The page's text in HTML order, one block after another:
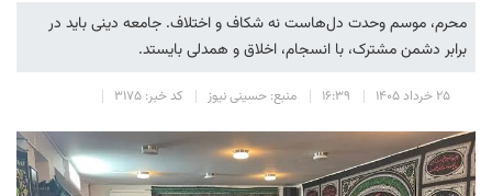
محرم، موسم وحدت دل‌هاست نه شکاف و اختلاف. جامعه دینی باید در
برابر دشمن مشترک، با انسجام، اخلاق و همدلی بایستد.
۲۵ خرداد ۱۴۰۵ ۱۶:۳۹ منبع: حسینی نیوز کد خبر: ۳۱۷۵